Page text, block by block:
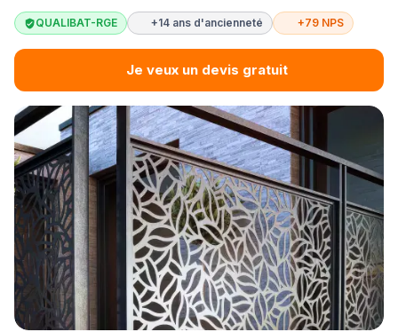
QUALIBAT-RGE +14 ans d'ancienneté +79 NPS
Je veux un devis gratuit